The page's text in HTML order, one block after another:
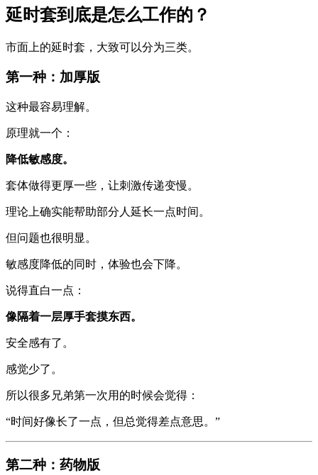
延时套到底是怎么工作的？
市面上的延时套，大致可以分为三类。
第一种：加厚版
这种最容易理解。
原理就一个：
降低敏感度。
套体做得更厚一些，让刺激传递变慢。
理论上确实能帮助部分人延长一点时间。
但问题也很明显。
敏感度降低的同时，体验也会下降。
说得直白一点：
像隔着一层厚手套摸东西。
安全感有了。
感觉少了。
所以很多兄弟第一次用的时候会觉得：
“时间好像长了一点，但总觉得差点意思。”
第二种：药物版